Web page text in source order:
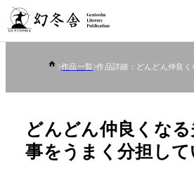
作品一覧 作品詳細：どんどん仲良
どんどん仲良くな
事をうまく分担して